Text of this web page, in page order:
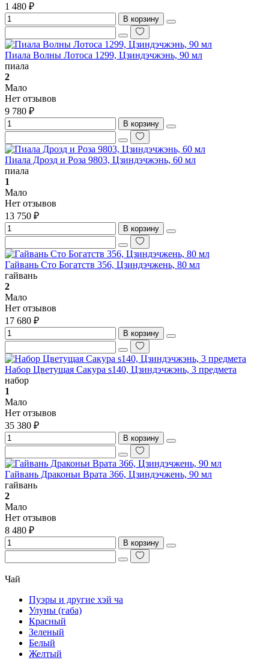
1 480 ₽
В корзину
Пиала Волны Лотоса 1299, Цзиндэчжэнь, 90 мл
пиала
2
Мало
Нет отзывов
9 780 ₽
В корзину
Пиала Дрозд и Роза 9803, Цзиндэчжэнь, 60 мл
пиала
1
Мало
Нет отзывов
13 750 ₽
В корзину
Гайвань Сто Богатств 356, Цзиндэчжень, 80 мл
гайвань
2
Мало
Нет отзывов
17 680 ₽
В корзину
Набор Цветущая Сакура s140, Цзиндэчжэнь, 3 предмета
набор
1
Мало
Нет отзывов
35 380 ₽
В корзину
Гайвань Драконьи Врата 366, Цзиндэчжень, 90 мл
гайвань
2
Мало
Нет отзывов
8 480 ₽
В корзину
Чай
Пуэры и другие хэй ча
Улуны (габа)
Красный
Зеленый
Белый
Желтый